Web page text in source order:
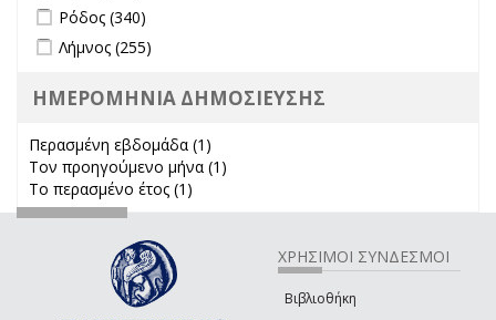
Apply Ρόδος filter
Ρόδος (340)
Apply Λήμνος filter
Λήμνος (255)
ΗΜΕΡΟΜΗΝΙΑ ΔΗΜΟΣΙΕΥΣΗΣ
Περασμένη εβδομάδα (1)
Τον προηγούμενο μήνα (1)
Το περασμένο έτος (1)
ΧΡΗΣΙΜΟΙ ΣΥΝΔΕΣΜΟΙ
Βιβλιοθήκη